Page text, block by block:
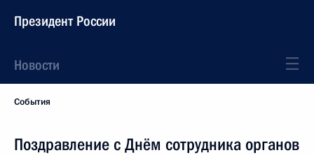
Президент России
Новости
События
Поздравление с Днём сотрудника органов